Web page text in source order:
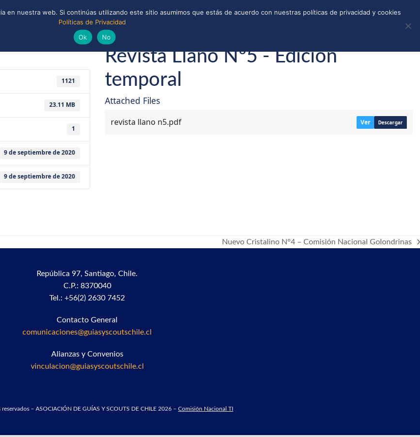
TIENDA CALLEJONES DONAR
CONVENIOS Y ALIANZAS
BIBLIOTECA
1121
23.11 MB
1
9 de septiembre de 2020
9 de septiembre de 2020
Revista Llano Nº5 - Edición
temporal
Attached Files
revista llano n5.pdf Ver Descargar
next
Nuevo Cristalino N°4 – Comisión Nacional Golondrinas
República 97,Santiago, Chile.
C.P.: 8370040
Tel.: +56(2) 2630 7452
Contacto General
comunicaciones@guiasyscoutschile.cl
Alianzas y Convenios
vinculacion@guiasyscoutschile.cl
– ASOCIACIÓN DE GUÍAS Y SCOUTS DE CHILE 2026 – Comisión Nacional TI
en nuestra web. Si continúas utilizando este sitio asumimos que estás de acuerdo con nuestras políticas de privacidad y cookies
Políticas de Privacidad
Ok
No